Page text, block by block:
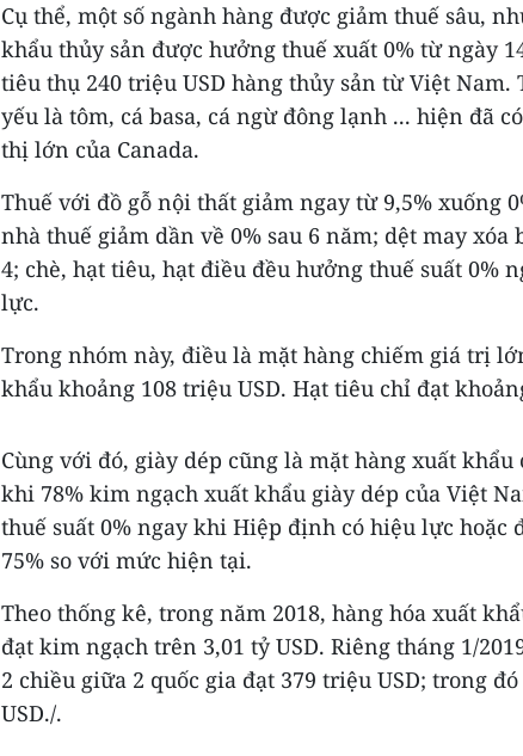
Cụ thể, một số ngành hàng được giảm thuế sâu,
khẩu thủy sản được hưởng thuế xuất 0% từ ngày
tiêu thụ 240 triệu USD hàng thủy sản từ Việt Nam.
yếu là tôm, cá basa, cá ngừ đông lạnh ... hiện đã
thị lớn của Canada.
Thuế với đồ gỗ nội thất giảm ngay từ 9,5% xuống
nhà thuế giảm dần về 0% sau 6 năm; dệt may xóa
4; chè, hạt tiêu, hạt điều đều hưởng thuế suất 0%
lực.
Trong nhóm này, điều là mặt hàng chiếm giá trị
khẩu khoảng 108 triệu USD. Hạt tiêu chỉ đạt
Cùng với đó, giày dép cũng là mặt hàng xuất
khi 78% kim ngạch xuất khẩu giày dép của Việt
thuế suất 0% ngay khi Hiệp định có hiệu lực hoặc
75% so với mức hiện tại.
Theo thống kê, trong năm 2018, hàng hóa xuất
đạt kim ngạch trên 3,01 tỷ USD. Riêng tháng 1/
2 chiều giữa 2 quốc gia đạt 379 triệu USD; trong
USD./.